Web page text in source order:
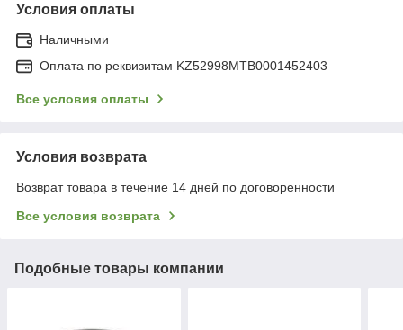
Условия оплаты
Наличными
Оплата по реквизитам KZ52998MTB0001452403
Все условия оплаты
Условия возврата
Возврат товара в течение 14 дней по договоренности
Все условия возврата
Подобные товары компании